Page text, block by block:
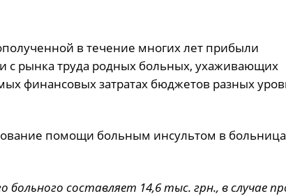
в течение многих лет прибыли
с рынка труда родных больных, ухаживающих
финансовых затратах бюджетов разных
помощи больным инсультом в
больного составляет 14,6 тыс. грн., в случае